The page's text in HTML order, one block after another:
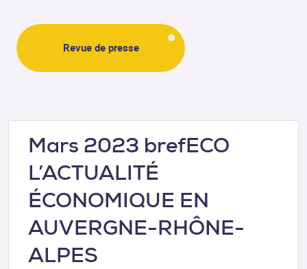
Revue de presse
Mars 2023 brefECO
L’ACTUALITÉ
ÉCONOMIQUE EN
AUVERGNE-RHÔNE-
ALPES